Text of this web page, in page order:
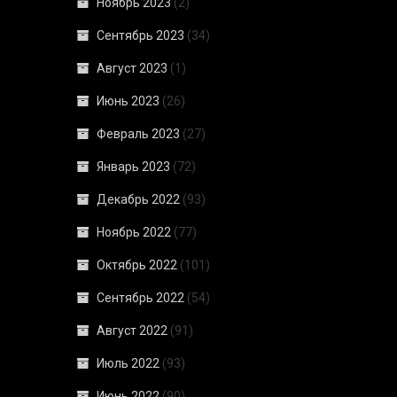
Сентябрь 2023 (34)
Август 2023 (1)
Июнь 2023 (26)
Февраль 2023 (27)
Январь 2023 (72)
Декабрь 2022 (93)
Ноябрь 2022 (77)
Октябрь 2022 (101)
Сентябрь 2022 (54)
Август 2022 (91)
Июль 2022 (93)